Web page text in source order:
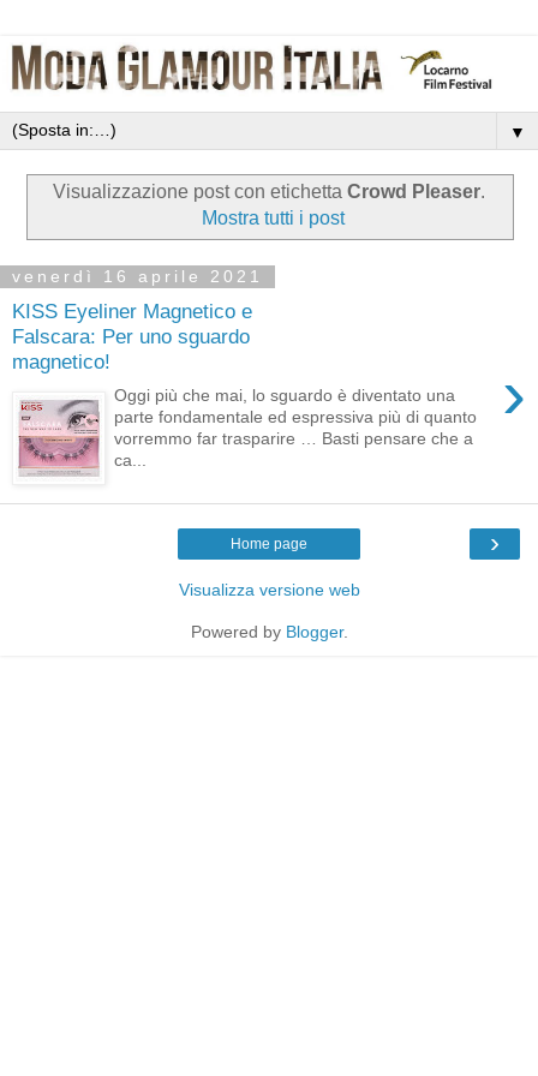
▼
Visualizzazione post con etichetta Crowd Pleaser.
Mostra tutti i post
venerdì 16 aprile 2021
KISS Eyeliner Magnetico e
Falscara: Per uno sguardo
magnetico!
›
Oggi più che mai, lo sguardo è diventato una
parte fondamentale ed espressiva più di quanto
vorremmo far trasparire … Basti pensare che a
ca...
›
Home page
Visualizza versione web
Powered by Blogger.